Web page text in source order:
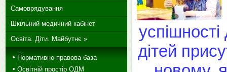
дітей
Самоврядування
Шкільний медичний кабінет
Освіта. Діти. Майбутнє »
Нормативно-правова база
Освітній простір ОДМ